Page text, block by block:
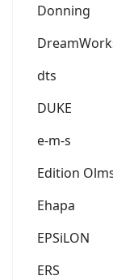
Donning
dts
DUKE
e-m-s
Edition
Ehapa
EPSiLON
ERS